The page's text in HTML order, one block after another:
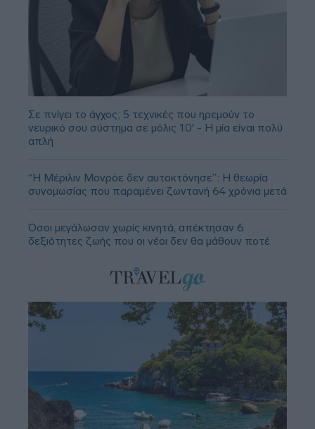
Σε πνίγει το άγχος; 5 τεχνικές που ηρεμούν το
νευρικό σου σύστημα σε μόλις 10' - Η μία είναι πολύ
απλή
“Η Μέριλιν Μονρόε δεν αυτοκτόνησε”: Η θεωρία
συνομωσίας που παραμένει ζωντανή 64 χρόνια μετά
Όσοι μεγάλωσαν χωρίς κινητά, απέκτησαν 6
δεξιότητες ζωής που οι νέοι δεν θα μάθουν ποτέ